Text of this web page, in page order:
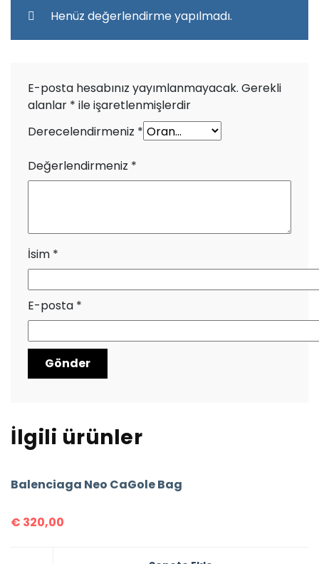
Henüz değerlendirme yapılmadı.
E-posta hesabınız yayımlanmayacak. Gerekli
alanlar * ile işaretlenmişlerdir
Derecelendirmeniz *
Değerlendirmeniz *
İsim *
E-posta *
İlgili ürünler
Balenciaga Neo CaGole Bag
€ 320,00